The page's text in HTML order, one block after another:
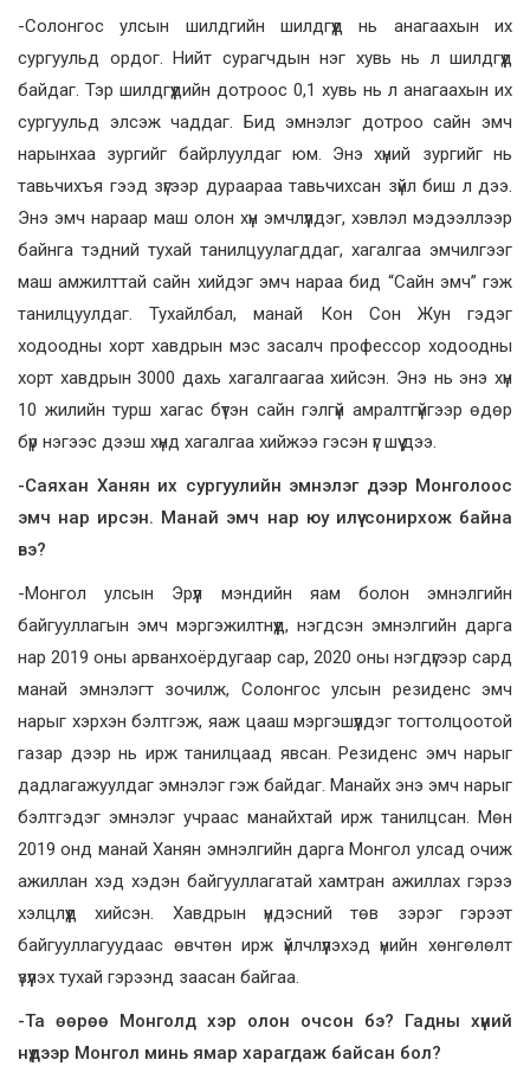
-Солонгос улсын шилдгийн шилдгүүд нь анагаахын их
сургуульд ордог. Нийт сурагчдын нэг хувь нь л шилдгүүд
байдаг. Тэр шилдгүүдийн дотроос 0,1 хувь нь л анагаахын их
сургуульд элсэж чаддаг. Бид эмнэлэг дотроо сайн эмч
нарынхаа зургийг байрлуулдаг юм. Энэ хүний зургийг нь
тавьчихъя гээд зүгээр дураараа тавьчихсан зүйл биш л дээ.
Энэ эмч нараар маш олон хүн эмчлүүлдэг, хэвлэл мэдээллээр
байнга тэдний тухай танилцуулагддаг, хагалгаа эмчилгээг
маш амжилттай сайн хийдэг эмч нараа бид “Сайн эмч” гэж
танилцуулдаг. Тухайлбал, манай Кон Сон Жун гэдэг
ходоодны хорт хавдрын мэс засалч профессор ходоодны
хорт хавдрын 3000 дахь хагалгаагаа хийсэн. Энэ нь энэ хүн
10 жилийн турш хагас бүтэн сайн гэлгүй амралтгүйгээр өдөр
бүр нэгээс дээш хүнд хагалгаа хийжээ гэсэн үг шүү дээ.
-Саяхан Ханян их сургуулийн эмнэлэг дээр Монголоос
эмч нар ирсэн. Манай эмч нар юу илүү сонирхож байна
вэ?
-Монгол улсын Эрүүл мэндийн яам болон эмнэлгийн
байгууллагын эмч мэргэжилтнүүд, нэгдсэн эмнэлгийн дарга
нар 2019 оны арванхоёрдугаар сар, 2020 оны нэгдүгээр сард
манай эмнэлэгт зочилж, Солонгос улсын резиденс эмч
нарыг хэрхэн бэлтгэж, яаж цааш мэргэшүүлдэг тогтолцоотой
газар дээр нь ирж танилцаад явсан. Резиденс эмч нарыг
дадлагажуулдаг эмнэлэг гэж байдаг. Манайх энэ эмч нарыг
бэлтгэдэг эмнэлэг учраас манайхтай ирж танилцсан. Мөн
2019 онд манай Ханян эмнэлгийн дарга Монгол улсад очиж
ажиллан хэд хэдэн байгууллагатай хамтран ажиллах гэрээ
хэлцлүүд хийсэн. Хавдрын үндэсний төв зэрэг гэрээт
байгууллагуудаас өвчтөн ирж үйлчлүүлэхэд үнийн хөнгөлөлт
үзүүлэх тухай гэрээнд заасан байгаа.
-Та өөрөө Монголд хэр олон очсон бэ? Гадны хүний
нүдээр Монгол минь ямар харагдаж байсан бол?